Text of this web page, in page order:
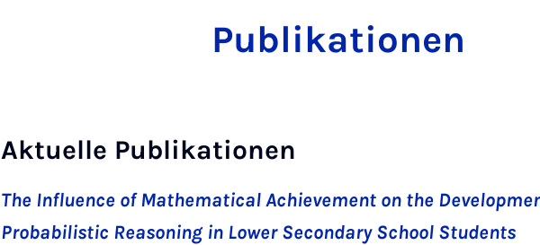
Publikationen
Aktuelle Publikationen
The Influence of Mathematical Achievement on the
Probabilistic Reasoning in Lower Secondary School Students